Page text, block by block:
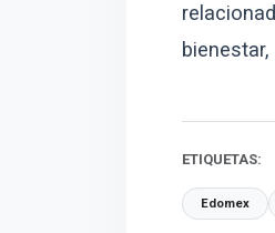
ETIQUETAS:
Edomex